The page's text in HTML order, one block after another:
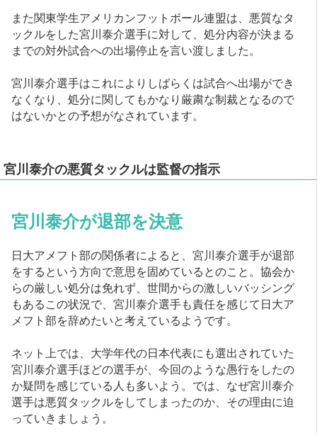
また関東学生アメリカンフットボール連盟は、悪質なタ
ックルをした宮川泰介選手に対して、処分内容が決まる
までの対外試合への出場停止を言い渡しました。
宮川泰介選手はこれによりしばらくは試合へ出場ができ
なくなり、処分に関してもかなり厳粛な制裁となるので
はないかとの予想がなされています。
宮川泰介の悪質タックルは監督の指示
宮川泰介が退部を決意
日大アメフト部の関係者によると、宮川泰介選手が退部
をするという方向で意思を固めているとのこと。協会か
らの厳しい処分は免れず、世間からの激しいバッシング
もあるこの状況で、宮川泰介選手も責任を感じて日大ア
メフト部を辞めたいと考えているようです。
ネット上では、大学年代の日本代表にも選出されていた
宮川泰介選手ほどの選手が、今回のような愚行をしたの
か疑問を感じている人も多いよう。では、なぜ宮川泰介
選手は悪質タックルをしてしまったのか、その理由に迫
っていきましょう。